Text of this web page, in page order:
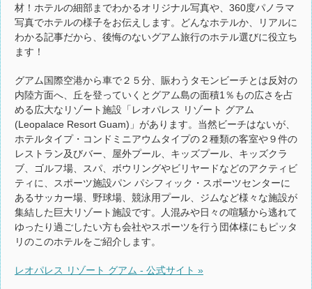
材！ホテルの細部までわかるオリジナル写真や、360度パノラマ
写真でホテルの様子をお伝えします。どんなホテルか、リアルに
わかる記事だから、後悔のないグアム旅行のホテル選びに役立ち
ます！
グアム国際空港から車で２５分、賑わうタモンビーチとは反対の
内陸方面へ、丘を登っていくとグアム島の面積1％もの広さを占
める広大なリゾート施設「レオパレス リゾート グアム
(Leopalace Resort Guam)」があります。当然ビーチはないが、
ホテルタイプ・コンドミニアウムタイプの２種類の客室や９件の
レストラン及びバー、屋外プール、キッズプール、キッズクラ
ブ、ゴルフ場、スパ、ボウリングやビリヤードなどのアクティビ
ティに、スポーツ施設パン パシフィック・スポーツセンターに
あるサッカー場、野球場、競泳用プール、ジムなど様々な施設が
集結した巨大リゾート施設です。人混みや日々の喧騒から逃れて
ゆったり過ごしたい方も会社やスポーツを行う団体様にもピッタ
リのこのホテルをご紹介します。
レオパレス リゾート グアム - 公式サイト »